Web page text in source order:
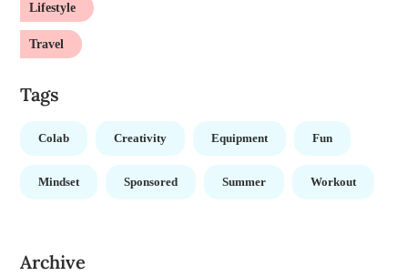
Lifestyle
Travel
Tags
Colab Creativity Equipment Fun
Mindset Sponsored Summer Workout
Archive